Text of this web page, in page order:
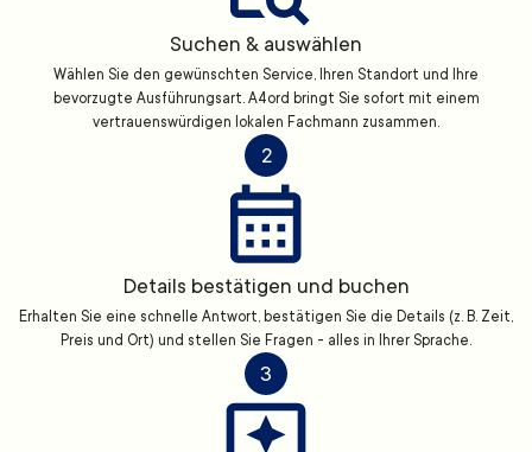
Suchen & auswählen
Wählen Sie den gewünschten Service, Ihren Standort und Ihre
bevorzugte Ausführungsart. A4ord bringt Sie sofort mit einem
vertrauenswürdigen lokalen Fachmann zusammen.
2
Details bestätigen und buchen
Erhalten Sie eine schnelle Antwort, bestätigen Sie die Details (z. B. Zeit,
Preis und Ort) und stellen Sie Fragen - alles in Ihrer Sprache.
3